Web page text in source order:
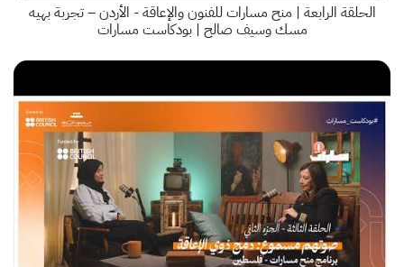
الحلقة الرابعة | منح مسارات للفنون والإعاقة - الأردن – تجربة بهيه
مسك وسيف صالح | بودكاست مسارات